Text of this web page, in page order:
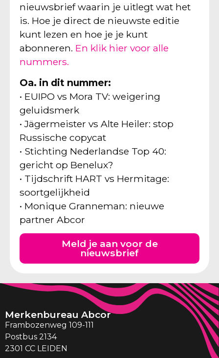
nieuwsbrief waarin je uitlegt wat het
is. Hoe je direct de nieuwste editie
kunt lezen en hoe je je kunt
abonneren. En klik hier voor alle
nummers.
Oa. in dit nummer:
• EUIPO vs Mora TV: weigering
geluidsmerk
• Jägermeister vs Alte Heiler: stop
Russische copycat
• Stichting Nederlandse Top 40:
gericht op Benelux?
• Tijdschrift HART vs Hermitage:
soortgelijkheid
• Monique Granneman: nieuwe
partner Abcor
Meld je aan voor de
nieuwsbrief
Merkenbureau Abcor
Frambozenweg 109-111
Postbus 2134
2301 CC LEIDEN